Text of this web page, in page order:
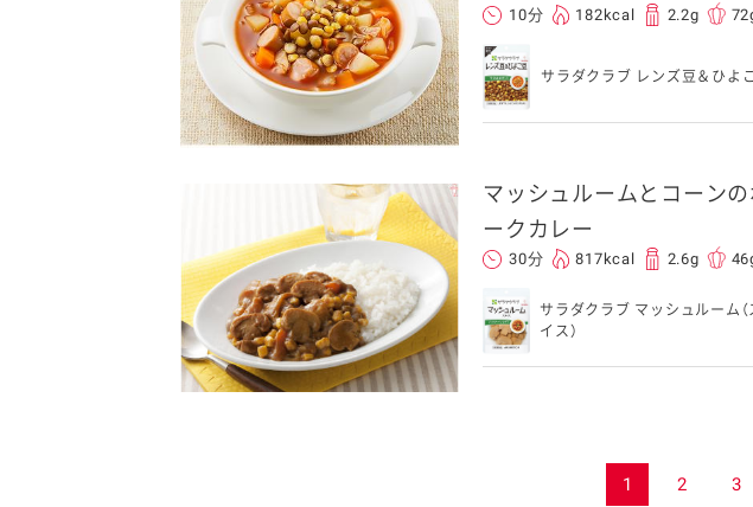
10分 182kcal 2.2g
サラダクラブ レンズ豆＆ひよ
マッシュルームとコーンの
ークカレー
30分 817kcal 2.6g
サラダクラブ マッシュルーム（
イス）
1 2 3